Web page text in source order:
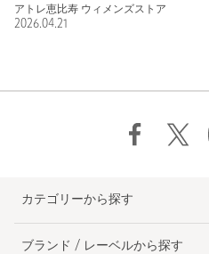
アトレ恵比寿 ウィメンズストア
2026.04.21
カテゴリーから探す
ブランド / レーベルから探す